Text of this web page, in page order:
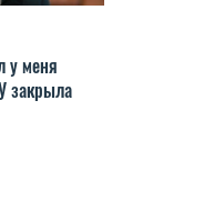
у меня
закрыла